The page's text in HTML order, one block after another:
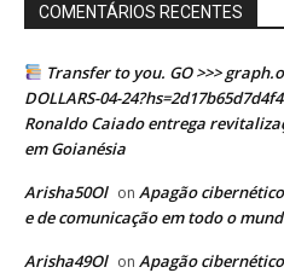
COMENTÁRIOS RECENTES
Transfer to you. GO >>>
DOLLARS-04-
Ronaldo Caiado entrega
em Goianésia
Arisha50Ol on Apagão
e de comunicação em todo o
Arisha49Ol on Apagão